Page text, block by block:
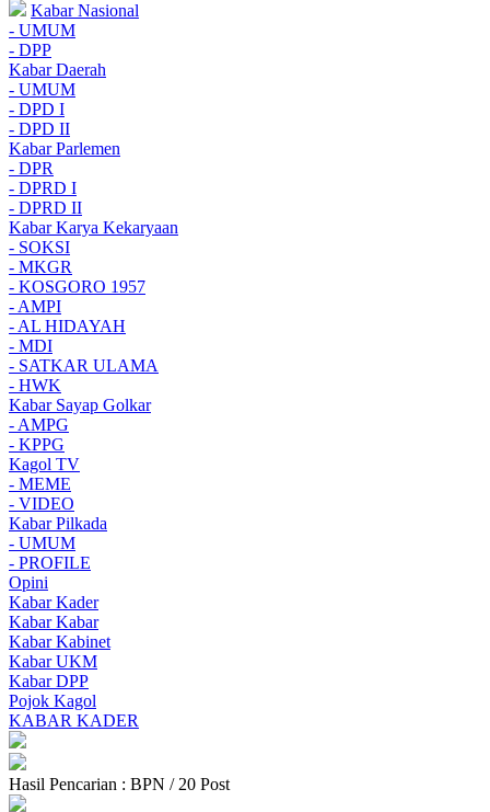
Kabar Nasional
- UMUM
- DPP
Kabar Daerah
- UMUM
- DPD I
- DPD II
Kabar Parlemen
- DPR
- DPRD I
- DPRD II
Kabar Karya Kekaryaan
- SOKSI
- MKGR
- KOSGORO 1957
- AMPI
- AL HIDAYAH
- MDI
- SATKAR ULAMA
- HWK
Kabar Sayap Golkar
- AMPG
- KPPG
Kagol TV
- MEME
- VIDEO
Kabar Pilkada
- UMUM
- PROFILE
Opini
Kabar Kader
Kabar Kabar
Kabar Kabinet
Kabar UKM
Kabar DPP
Pojok Kagol
KABAR KADER
Hasil Pencarian : BPN / 20 Post